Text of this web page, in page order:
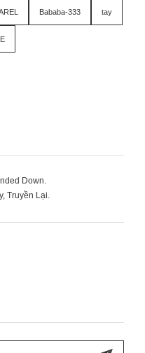
Bababa-333 tay
Down.